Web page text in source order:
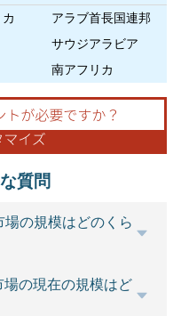
アラブ首長国連邦
サウジアラビア
南アフリカ
質問
の規模はどのくら
の現在の規模はど